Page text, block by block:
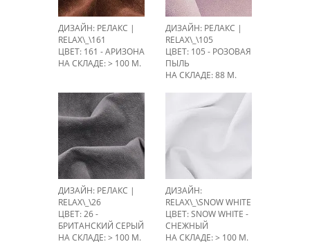
ДИЗАЙН: РЕЛАКС |
RELAX\_\161
ЦВЕТ: 161 - АРИЗОНА
НА СКЛАДЕ: > 100 М.
ДИЗАЙН: РЕЛАКС |
RELAX\_\105
ЦВЕТ: 105 - РОЗОВАЯ
ПЫЛЬ
НА СКЛАДЕ: 88 М.
ДИЗАЙН: РЕЛАКС |
RELAX\_\26
ЦВЕТ: 26 -
БРИТАНСКИЙ СЕРЫЙ
НА СКЛАДЕ: > 100 М.
ДИЗАЙН:
RELAX\_\SNOW WHITE
ЦВЕТ: SNOW WHITE -
СНЕЖНЫЙ
НА СКЛАДЕ: > 100 М.